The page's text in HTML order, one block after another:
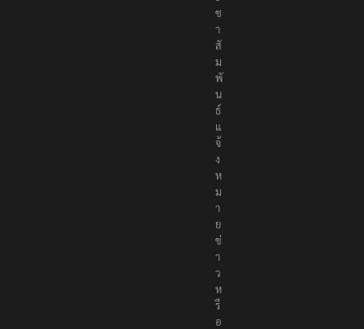
ะ
ช
า
สั
ม
พั
น
ธ์
แ
จ้
ง
ห
ม
า
ย
ข่
า
ว
ห
รื